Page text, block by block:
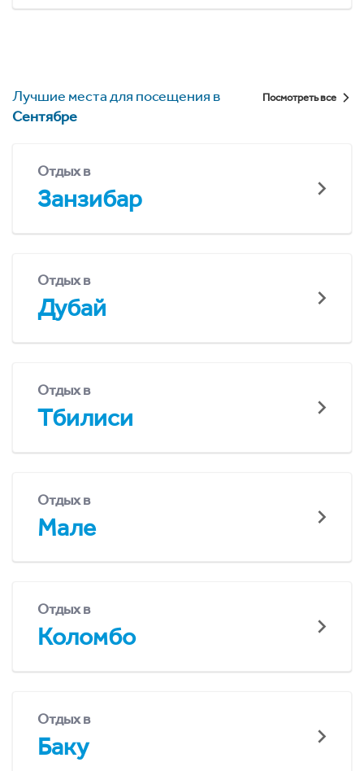
Лучшие места для посещения в
Сентябре
Посмотреть все
Отдых в
Занзибар
Отдых в
Дубай
Отдых в
Тбилиси
Отдых в
Мале
Отдых в
Коломбо
Отдых в
Баку